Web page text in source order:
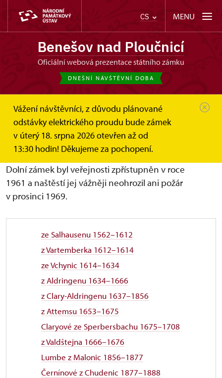
CS MENU
Benešov nad Ploučnicí
oficiální webová prezentace státního zámku
DNEŠNÍ NÁVŠTĚVNÍ DOBA
Vážení návštěvníci, z důvodu plánované
odstávky elektrického proudu bude zámek
v úterý 18. srpna 2026 otevřen až od
13:30 hodin! Děkujeme za pochopení.
Benešov nad Ploučnicí
O zámku
Dolní zámek 1562–1945
Dolní zámek 1562–1945
Dolní zámek byl veřejnosti zpřístupněn v roce
1961 a naštěstí jej vážněji neohrozil ani požár
v prosinci 1969.
ze Salhausenu 1562–1612
z Vartemberka 1612–1614
ze Vchynic 1614–1634
z Aldringenu 1634–1666
z Clary-Aldringenu 1637–1856
z Attemsu 1653–1675
Claryové ze Sperbersbachu 1675–1708
z Valdštejna 1666–1676
Lumbe z Malonic 1856–1877
Černínové z Chudenic 1877–1888